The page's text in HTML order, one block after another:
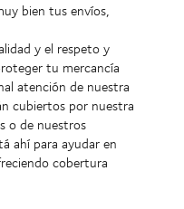
bien tus envíos,
y el respeto y
tu mercancía
atención de nuestra
cubiertos por nuestra
o de nuestros
ahí para ayudar en
cobertura